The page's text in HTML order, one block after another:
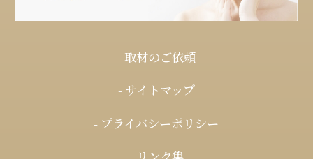
- 取材のご依頼
- サイトマップ
- プライバシーポリシー